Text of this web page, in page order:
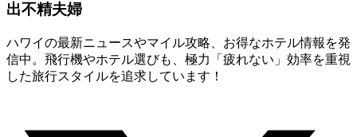
出不精夫婦
ハワイの最新ニュースやマイル攻略、お得なホテル情報を発
信中。飛行機やホテル選びも、極力「疲れない」効率を重視
した旅行スタイルを追求しています！